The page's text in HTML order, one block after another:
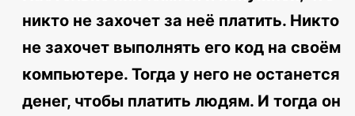
никто не захочет за неё платить. Никто
не захочет выполнять его код на своём
компьютере. Тогда у него не останется
денег, чтобы платить людям. И тогда он